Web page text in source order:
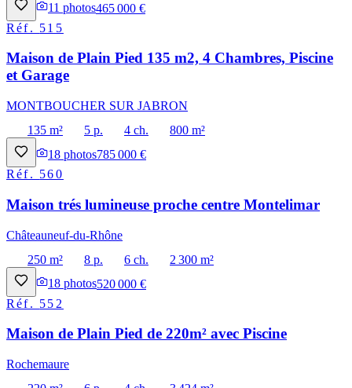
11 photos465 000 €
Réf. 515
Maison de Plain Pied 135 m2, 4 Chambres, Piscine
et Garage
MONTBOUCHER SUR JABRON
135 m²
5 p. 4 ch.
800 m²
18 photos785 000 €
Réf. 560
Maison trés lumineuse proche centre Montelimar
Châteauneuf-du-Rhône
250 m²
8 p. 6 ch.
2 300 m²
18 photos520 000 €
Réf. 552
Maison de Plain Pied de 220m² avec Piscine
Rochemaure